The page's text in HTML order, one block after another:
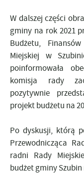
W dalszej części
gminy na rok 2021
Budżetu,
Miejskiej w
poinformowała
komisja rady
pozytywnie
projekt budżetu na
Po dyskusji, którą
Przewodnicząca
radni Rady
budżet gminy Szubin